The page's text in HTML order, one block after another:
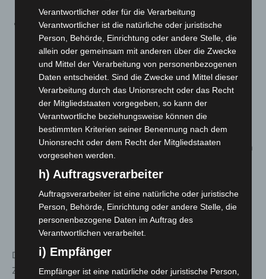
Schon ab Warnstufe 1 darf – so§ 7 a Absatz 1–
eineungeimpfte Person nur noch mit anderen
Personen aus dem eigenen Haushalt und bis zu zwei
Personen aus einem weiteren
Haushalt
zusammenkommen. Kinder bis zu einem
Alter von einschließlich 14 Jahren sind dabei nicht
einzurechnen, nicht zusammenlebende Paare gelten
als ein Haushalt. Auch Begleitpersonen und
Betreuungskräfte, die erforderlich sind, um Menschen
mit einer wesentlichen Behinderung oder
Pflegebedürftigkeit eine Teilhabe am Leben in der
Gesellschaft zu ermöglichen, sowie Dritte im Sinne
des § 1684 Abs. 4 Satz 3 des Bürgerlichen
Gesetzbuchs werden nicht eingerechnet.
Die Kontaktbeschränkungen gelten nur für private
Zusammenkünfte. In § 7 a Absatz 2 werden
Verantwortlicher oder für die Verarbeitung
Verantwortlicher ist die natürliche oder juristische
Person, Behörde, Einrichtung oder andere Stelle, die
allein oder gemeinsam mit anderen über die Zwecke
und Mittel der Verarbeitung von personenbezogenen
Daten entscheidet. Sind die Zwecke und Mittel dieser
Verarbeitung durch das Unionsrecht oder das Recht
der Mitgliedstaaten vorgegeben, so kann der
Verantwortliche beziehungsweise können die
bestimmten Kriterien seiner Benennung nach dem
Unionsrecht oder dem Recht der Mitgliedstaaten
vorgesehen werden.
h) Auftragsverarbeiter
Auftragsverarbeiter ist eine natürliche oder juristische
Person, Behörde, Einrichtung oder andere Stelle, die
personenbezogene Daten im Auftrag des
Verantwortlichen verarbeitet.
i) Empfänger
Empfänger ist eine natürliche oder juristische Person,